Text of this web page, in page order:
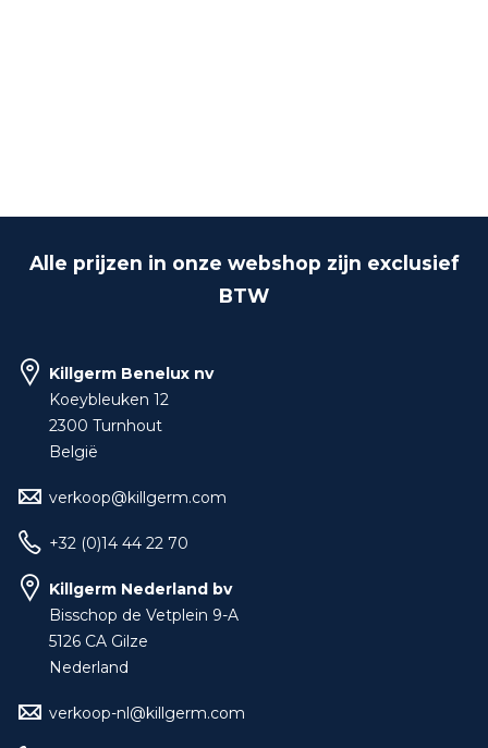
Alle prijzen in onze webshop zijn exclusief
BTW
Killgerm Benelux nv
Koeybleuken 12
2300 Turnhout
België
verkoop@killgerm.com
+32 (0)14 44 22 70
Killgerm Nederland bv
Bisschop de Vetplein 9-A
5126 CA Gilze
Nederland
verkoop-nl@killgerm.com